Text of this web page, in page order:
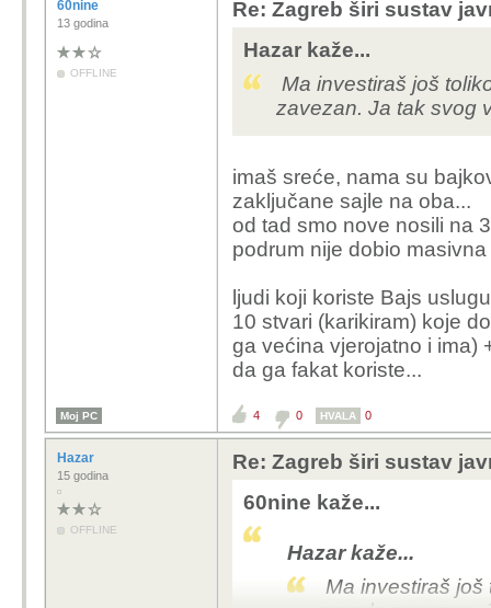
60nine
13 godina
OFFLINE
Re: Zagreb širi sustav
Hazar kaže...
Ma investiraš još
zavezan. Ja tak svog
imaš sreće, nama su
zaključane sajle na oba...
od tad smo nove nosili na
podrum nije dobio
ljudi koji koriste Bajs
10 stvari (karikiram) koje
ga većina vjerojatno i ima)
da ga fakat koriste...
Moj PC 4 0 HVALA 0
Hazar
15 godina
OFFLINE
Re: Zagreb širi sustav
60nine kaže...
Hazar kaže...
Ma investiraš još